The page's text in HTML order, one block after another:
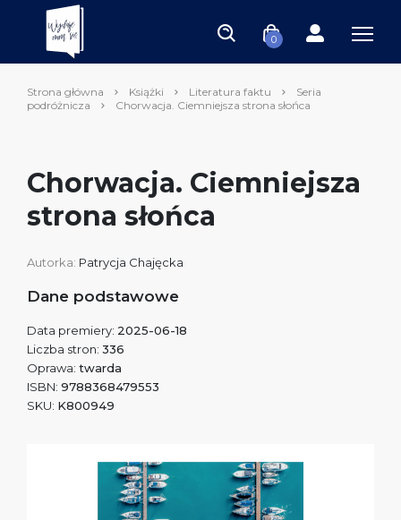
0
Strona główna Książki Literatura faktu
Seria
podróżnicza
Chorwacja. Ciemniejsza strona słońca
Chorwacja. Ciemniejsza
strona słońca
Autorka: Patrycja Chajęcka
Dane podstawowe
Data premiery: 2025-06-18
Liczba stron: 336
Oprawa: twarda
ISBN: 9788368479553
SKU: K800949